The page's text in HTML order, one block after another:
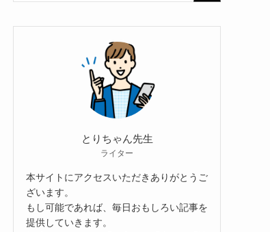
とりちゃん先生
ライター
本サイトにアクセスいただきありがとうご
ざいます。
もし可能であれば、毎日おもしろい記事を
提供していきます。